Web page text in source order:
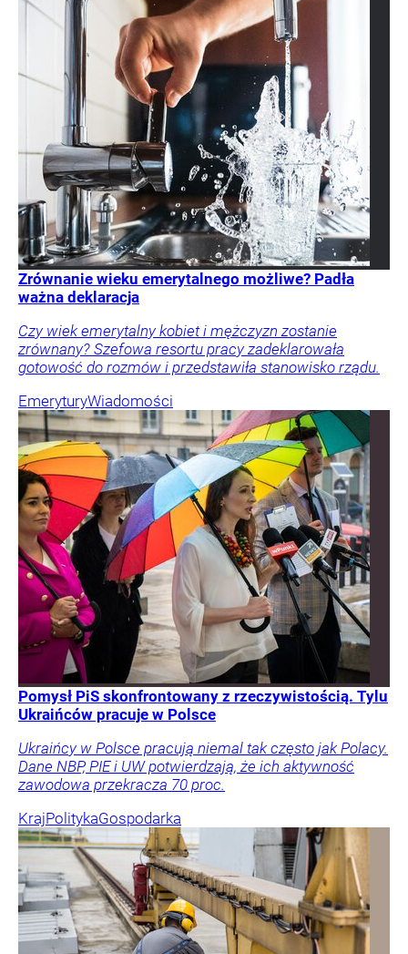
Zrównanie wieku emerytalnego możliwe? Padła
ważna deklaracja
Czy wiek emerytalny kobiet i mężczyzn zostanie
zrównany? Szefowa resortu pracy zadeklarowała
gotowość do rozmów i przedstawiła stanowisko rządu.
EmeryturyWiadomości
Pomysł PiS skonfrontowany z rzeczywistością. Tylu
Ukraińców pracuje w Polsce
Ukraińcy w Polsce pracują niemal tak często jak Polacy.
Dane NBP, PIE i UW potwierdzają, że ich aktywność
zawodowa przekracza 70 proc.
KrajPolitykaGospodarka